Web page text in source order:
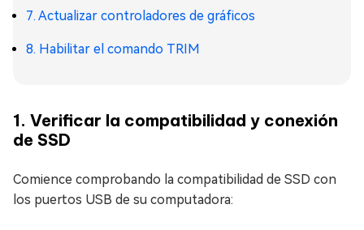
7. Actualizar controladores de gráficos
8. Habilitar el comando TRIM
1. Verificar la compatibilidad y conexión
de SSD
Comience comprobando la compatibilidad de SSD con
los puertos USB de su computadora: